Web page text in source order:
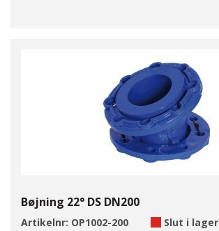
Bøjning 22° DS DN200
Artikelnr: OP1002-200
Slut i lager